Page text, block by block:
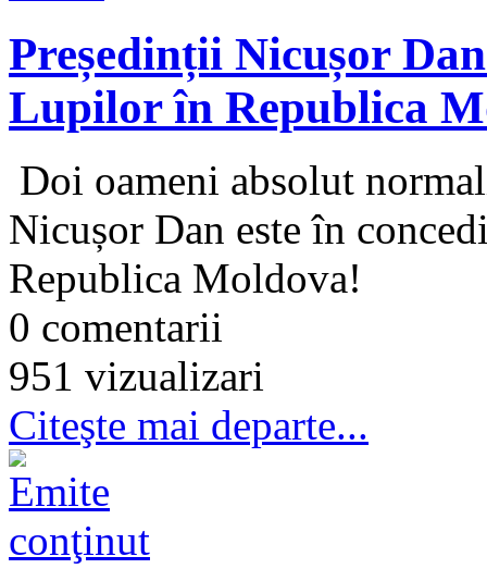
Președinții Nicușor
Lupilor în Republica
Doi oameni absolut
Nicușor Dan este în
Republica Moldova!
0 comentarii
951 vizualizari
Citeşte mai departe...